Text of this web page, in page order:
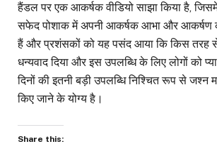
हैंडल पर एक आकर्षक वीडियो साझा किया है,
सफेद पोशाक में अपनी आकर्षक आभा और आकर्षण
हैं और प्रशंसकों को यह पसंद आया कि किस तरह से
धन्यवाद दिया और इस उपलब्धि के लिए लोगों को
दिनों की इतनी बड़ी उपलब्धि निश्चित रूप से जश्न
किए जाने के योग्य है।
Share this: